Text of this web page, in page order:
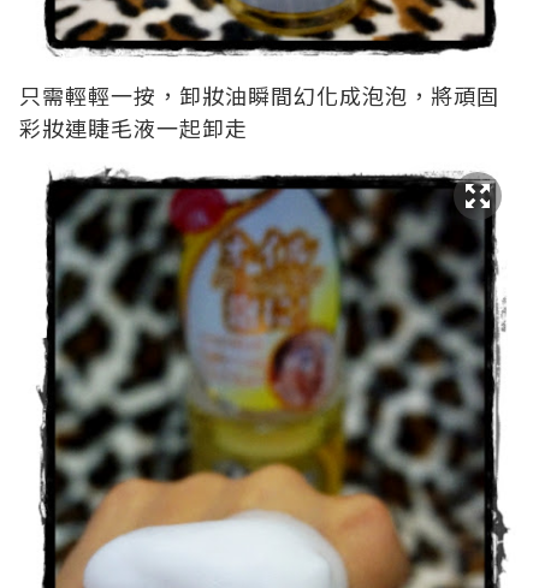
只需輕輕一按，卸妝油瞬間幻化成泡泡，將頑固
彩妝連睫毛液一起卸走